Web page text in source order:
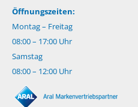
Öffnungszeiten:
Montag – Freitag
08:00 – 17:00 Uhr
Samstag
08:00 – 12:00 Uhr